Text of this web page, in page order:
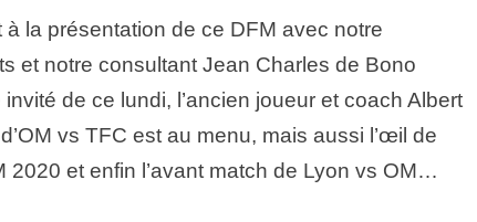
la présentation de ce DFM avec notre
et notre consultant Jean Charles de Bono
de ce lundi, l’ancien joueur et coach Albert
vs TFC est au menu, mais aussi l’œil de
2020 et enfin l’avant match de Lyon vs OM…